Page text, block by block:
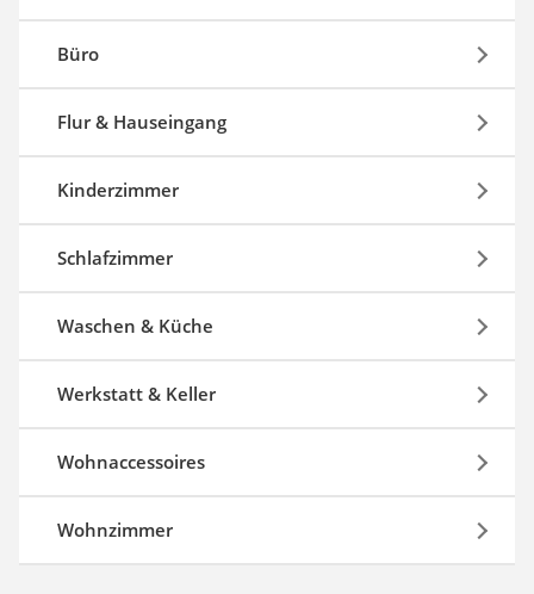
Büro
Flur & Hauseingang
Kinderzimmer
Schlafzimmer
Waschen & Küche
Werkstatt & Keller
Wohnaccessoires
Wohnzimmer